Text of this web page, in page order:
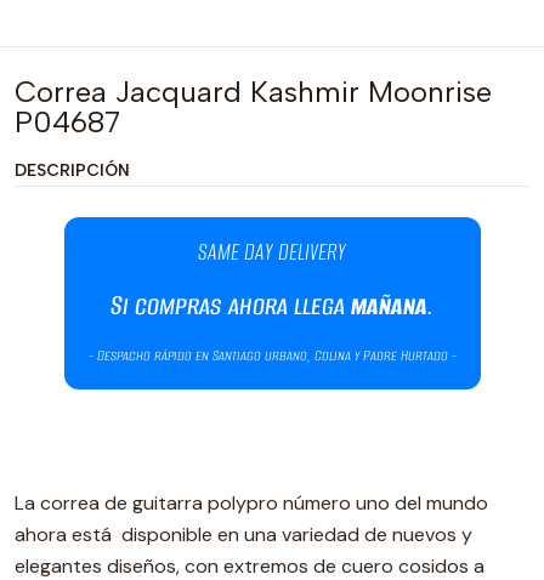
Correa Jacquard Kashmir Moonrise
P04687
DESCRIPCIÓN
La correa de guitarra polypro número uno del mundo
ahora está disponible en una variedad de nuevos y
elegantes diseños, con extremos de cuero cosidos a